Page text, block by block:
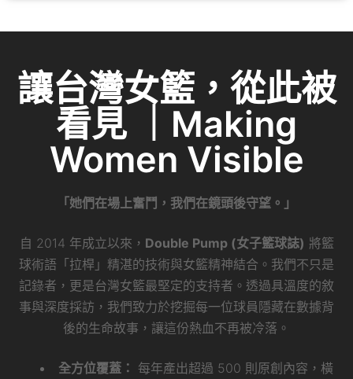
讓台灣女籃，從此被
看見 ｜Making
Women Visible
「她們在場上奮鬥，我們在鏡頭後守望。」
自 2014 年成立以來， Double Pump (女子籃球誌) 將籃
球術語「拉桿」精湛的技術與女籃精神結合。我們不只是
記錄者，更是台灣女籃最堅定的支持者。透過具溫度的敘
事與深度採訪，我們致力於挖掘每一位球員隱藏在數據背
後的生命故事，讓這份熱血不再被冷落。
全方位覆蓋： 每年產出超過 500 則原創內容，橫